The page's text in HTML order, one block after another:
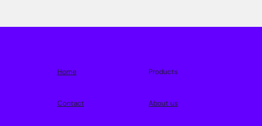
Products
Home
Contact About us